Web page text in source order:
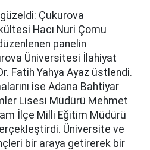
Çukurova
Hacı Nuri Çomu
panelin
Üniversitesi İlahiyat
Fatih Yahya Ayaz üstlendi.
ise Adana Bahtiyar
Lisesi Müdürü Mehmet
İlçe Milli Eğitim Müdürü
Üniversite ve
bir araya getirerek bir